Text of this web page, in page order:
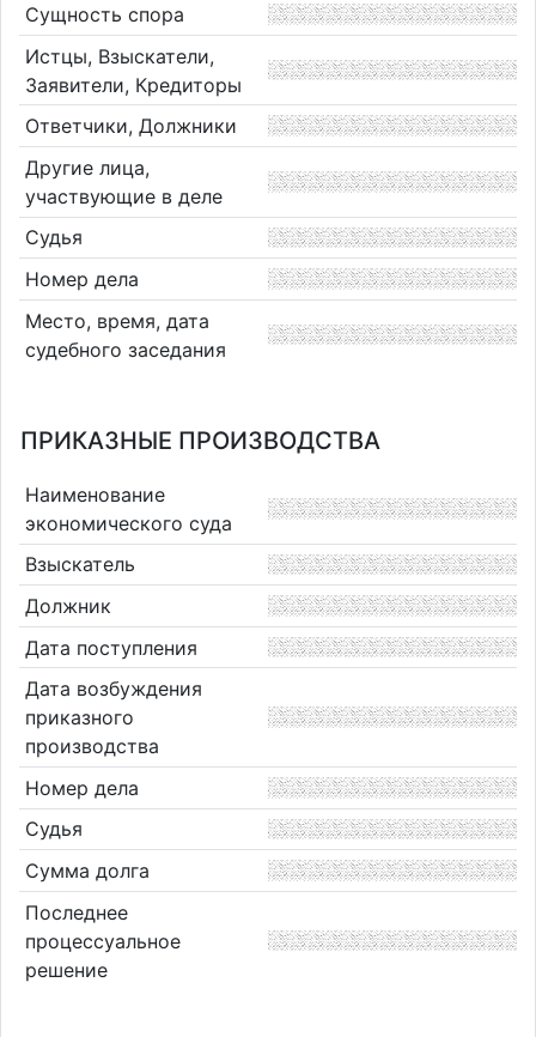
Сущность спора
Истцы, Взыскатели,
Заявители, Кредиторы
Ответчики, Должники
Другие лица,
участвующие в деле
Судья
Номер дела
Место, время, дата
судебного заседания
ПРИКАЗНЫЕ ПРОИЗВОДСТВА
Наименование
экономического суда
Взыскатель
Должник
Дата поступления
Дата возбуждения
приказного
производства
Номер дела
Судья
Сумма долга
Последнее
процессуальное
решение